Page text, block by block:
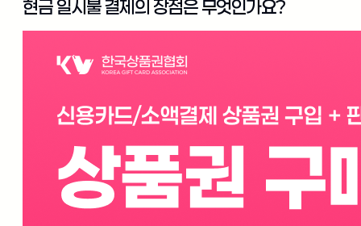
현금 일시불 결제의 장점은 무엇인가요?